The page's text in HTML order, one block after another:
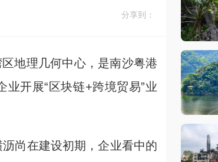
分享到：
地理几何中心，是南沙粤港
开展“区块链+跨境贸易”业
尚在建设初期，企业看中的